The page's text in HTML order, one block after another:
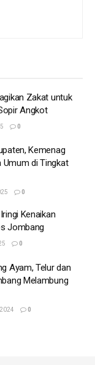
Zakat untuk
Angkot
0
Kemenag
di Tingkat
0
Kenaikan
Jombang
0
Ayam, Telur dan
Melambung
0